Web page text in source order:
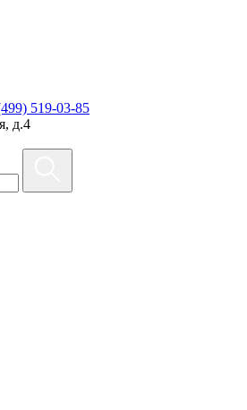
519-03-85
д.4